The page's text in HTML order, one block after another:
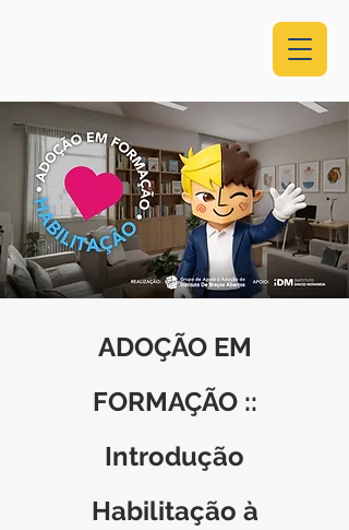
ADOÇÃO EM
FORMAÇÃO ::
Introdução
Habilitação à